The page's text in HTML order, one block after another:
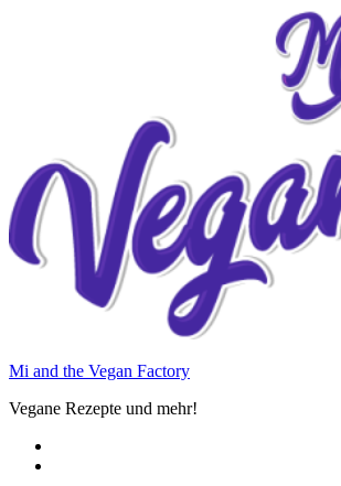
Mi and the Vegan Factory
Vegane Rezepte und mehr!